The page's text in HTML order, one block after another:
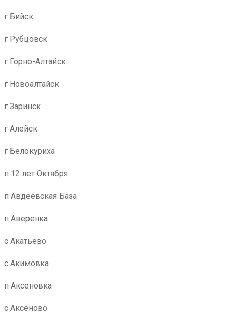
г Бийск
г Рубцовск
г Горно-Алтайск
г Новоалтайск
г Заринск
г Алейск
г Белокуриха
п 12 лет Октября
п Авдеевская База
п Аверенка
с Акатьево
с Акимовка
п Аксеновка
с Аксеново